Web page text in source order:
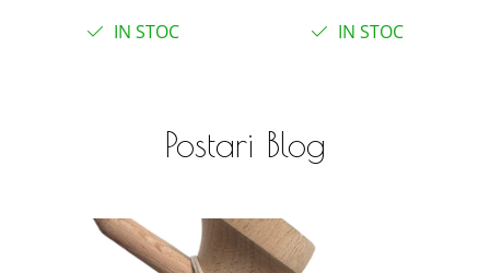
IN STOC IN STOC
Postari Blog